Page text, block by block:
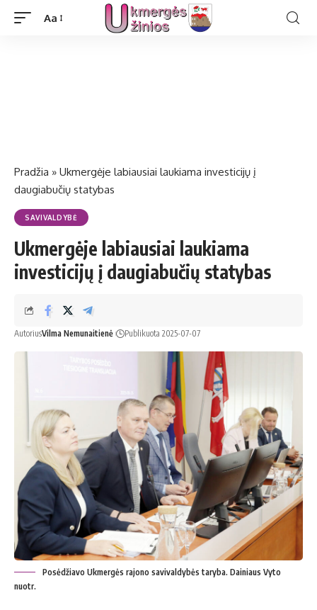
Aa
Pradžia » Ukmergėje labiausiai laukiama investicijų į
daugiabučių statybas
SAVIVALDYBĖ
Ukmergėje labiausiai laukiama
investicijų į daugiabučių statybas
AutoriusVilma Nemunaitienė Publikuota 2025-07-07
Posėdžiavo Ukmergės rajono savivaldybės taryba. Dainiaus Vyto
nuotr.